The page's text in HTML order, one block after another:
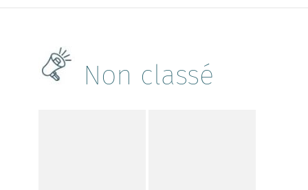
Non classé